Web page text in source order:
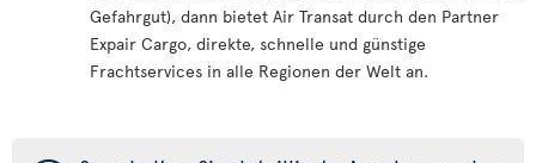
Gefahrgut), dann bietet Air Transat durch den Partner
Expair Cargo, direkte, schnelle und günstige
Frachtservices in alle Regionen der Welt an.